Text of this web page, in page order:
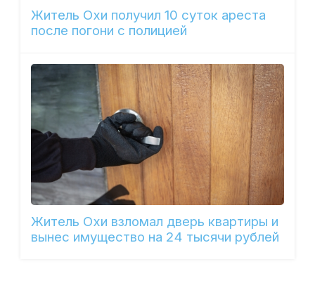
Житель Охи получил 10 суток ареста
после погони с полицией
Житель Охи взломал дверь квартиры и
вынес имущество на 24 тысячи рублей